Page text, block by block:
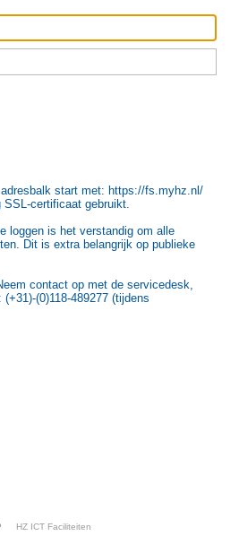
start met: https://fs.myhz.nl/
SSL-certificaat gebruikt.
loggen is het verstandig om alle
Dit is extra belangrijk op publieke
contact op met de servicedesk,
(0)118-489277 (tijdens
HZ ICT Faciliteiten